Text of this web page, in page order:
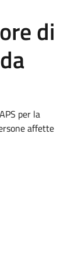
di
per la
affette